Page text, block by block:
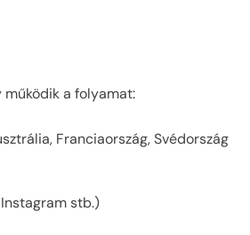
a folyamat:
Franciaország, Svédország
stb.)